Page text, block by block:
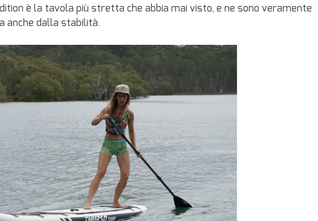
è la tavola più stretta che abbia mai visto, e ne sono veramente
anche dalla stabilità.